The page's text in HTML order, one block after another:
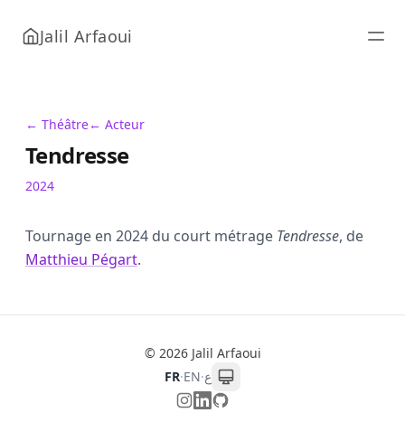
Jalil Arfaoui
← Théâtre← Acteur
Tendresse
2024
Tournage en 2024 du court métrage Tendresse, de
Matthieu Pégart.
© 2026 Jalil Arfaoui
FR·EN·ع
Instagram
LinkedIn
GitHub